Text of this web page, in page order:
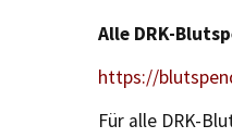
Alle DRK-
https://
Für alle DRK-